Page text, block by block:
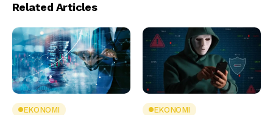
Related Articles
EKONOMI EKONOMI